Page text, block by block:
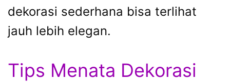
dekorasi sederhana bisa terlihat
jauh lebih elegan.
Tips Menata Dekorasi